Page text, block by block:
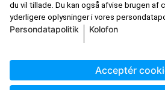
Kolofon Betingelser og vilkår
Fortryd bestilling
Online konfliktløsning